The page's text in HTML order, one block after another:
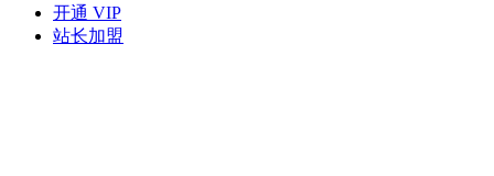
开通 VIP
站长加盟